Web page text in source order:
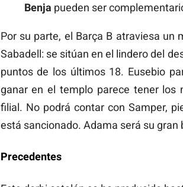
Benja pueden ser
Por su parte, el Barça B atraviesa un
Sabadell: se sitúan en el lindero del
puntos de los últimos 18. Eusebio
ganar en el templo parece tener los
filial. No podrá contar con Samper,
está sancionado. Adama será su gran
Precedentes